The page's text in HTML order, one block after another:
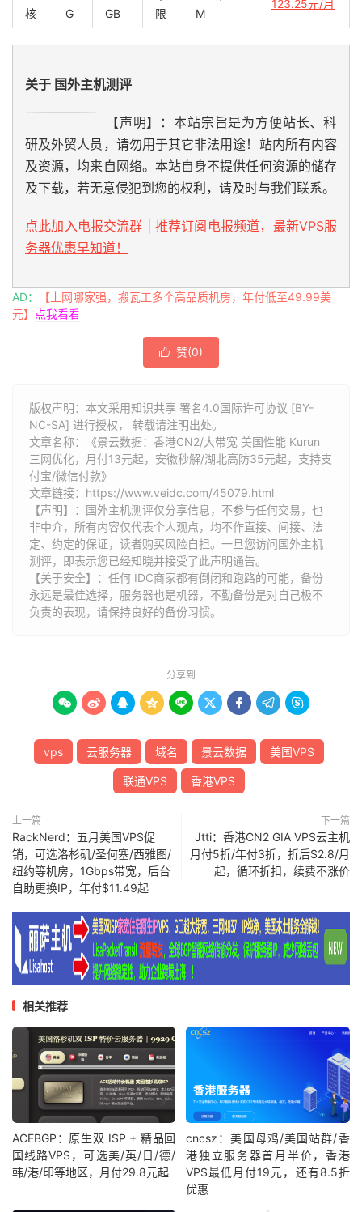
核
G
GB
限
M
123.25元/月
关于 国外主机测评
【声明】：本站宗旨是为方便站长、科
研及外贸人员，请勿用于其它非法用途！站内所有内容
及资源，均来自网络。本站自身不提供任何资源的储存
及下载，若无意侵犯到您的权利，请及时与我们联系。
点此加入电报交流群
推荐订阅电报频道，最新VPS服
务器优惠早知道！
AD：
【上网哪家强，搬瓦工多个高品质机房，年付低至49.99美
元】
点我看看
 赞(0)
版权声明：本文采用知识共享 署名4.0国际许可协议 [BY-
NC-SA] 进行授权， 转载请注明出处。
文章名称：《景云数据：香港CN2/大带宽 美国性能 Kurun
三网优化，月付13元起，安徽秒解/湖北高防35元起，支持支
付宝/微信付款》
文章链接： https://www.veidc.com/45079.html
【声明】：国外主机测评仅分享信息，不参与任何交易，也
非中介，所有内容仅代表个人观点，均不作直接、间接、法
定、约定的保证，读者购买风险自担。一旦您访问国外主机
测评，即表示您已经知晓并接受了此声明通告。
【关于安全】：任何 IDC商家都有倒闭和跑路的可能，备份
永远是最佳选择，服务器也是机器，不勤备份是对自己极不
负责的表现，请保持良好的备份习惯。
分享到
        
vps 云服务器 域名 景云数据 美国VPS
联通VPS 香港VPS
上一篇
RackNerd：五月美国VPS促
销，可选洛杉矶/圣何塞/西雅图/
纽约等机房，1Gbps带宽，后台
自助更换IP，年付$11.49起
下一篇
Jtti：香港CN2 GIA VPS云主机
月付5折/年付3折，折后$2.8/月
起，循环折扣，续费不涨价
相关推荐
ACEBGP：原生双 ISP + 精品回
国线路VPS，可选美/英/日/德/
韩/港/印等地区，月付29.8元起
cncsz：美国母鸡/美国站群/香
港独立服务器首月半价，香港
VPS最低月付19元，还有8.5折
优惠